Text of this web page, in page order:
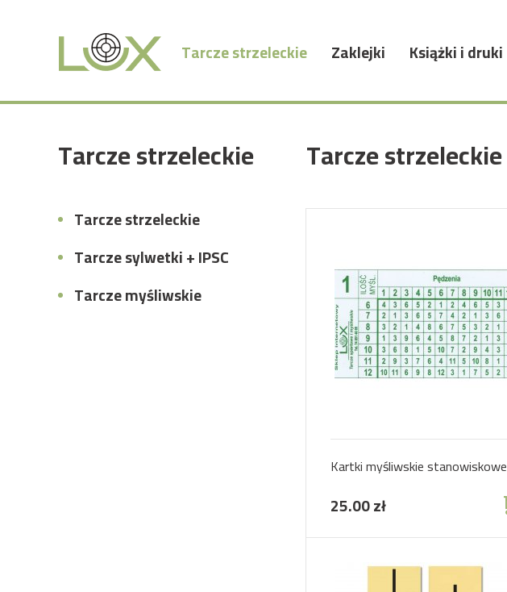
Tarcze strzeleckie Zaklejki Książki i druki
Tarcze strzeleckie
Tarcze strzeleckie
Tarcze sylwetki + IPSC
Tarcze myśliwskie
Tarcze strzeleckie
Kartki myśliwskie stanowiskowe
25.00 zł